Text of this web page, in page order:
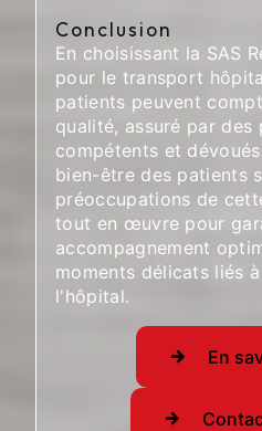
Conclusion
En choisissant la SAS
pour le transport
patients peuvent
qualité, assuré par des
compétents et
bien-être des patients
préoccupations de
tout en œuvre pour
accompagnement
moments délicats liés
l'hôpital.
En